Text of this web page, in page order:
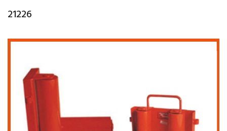
21226